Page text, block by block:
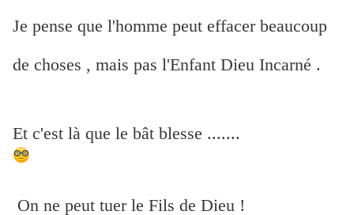
Je pense que l'homme peut effacer beaucoup
de choses , mais pas l'Enfant Dieu Incarné .
Et c'est là que le bât blesse .......
On ne peut tuer le Fils de Dieu !